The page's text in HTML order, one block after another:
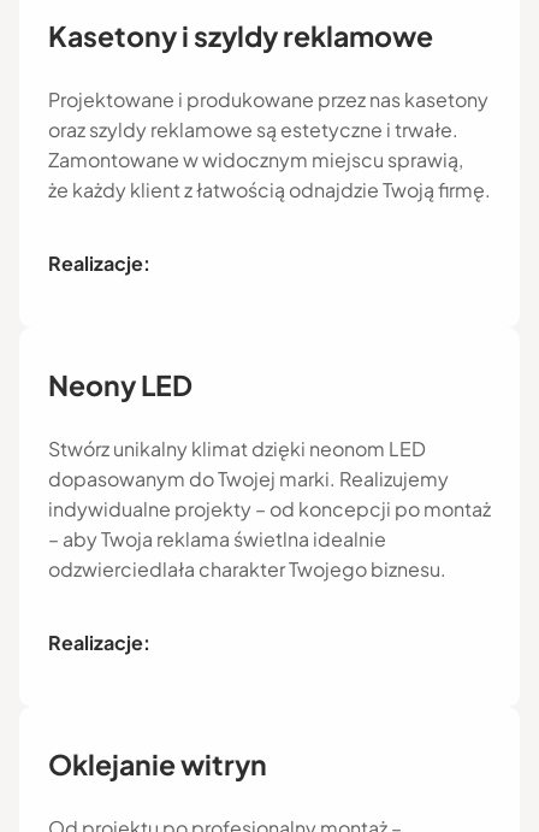
Kasetony i szyldy reklamowe
Projektowane i produkowane przez nas kasetony
oraz szyldy reklamowe są estetyczne i trwałe.
Zamontowane w widocznym miejscu sprawią,
że każdy klient z łatwością odnajdzie Twoją firmę.
Realizacje:
Neony LED
Stwórz unikalny klimat dzięki neonom LED
dopasowanym do Twojej marki. Realizujemy
indywidualne projekty – od koncepcji po montaż
– aby Twoja reklama świetlna idealnie
odzwierciedlała charakter Twojego biznesu.
Realizacje:
Oklejanie witryn